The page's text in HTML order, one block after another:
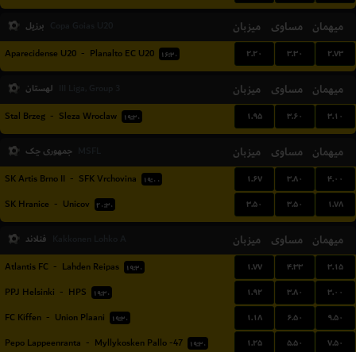
برزیل میزبان مساوی میهمان
Aparecidense U20 - Planalto EC U20 ۱۶:۳۰ ۲.۲۰ ۳.۳۰ ۲.۷۳
لهستان میزبان مساوی میهمان
Stal Brzeg - Sleza Wroclaw ۱۹:۳۰ ۱.۹۵ ۳.۶۰ ۳.۱۰
جمهوری چک میزبان مساوی میهمان
SK Artis Brno II - SFK Vrchovina ۱۹:۰۰ ۱.۶۷ ۳.۸۰ ۴.۰۰
SK Hranice - Unicov ۲۰:۳۰ ۳.۵۰ ۳.۵۰ ۱.۷۸
فنلاند میزبان مساوی میهمان
Atlantis FC - Lahden Reipas ۱۹:۳۰ ۱.۷۷ ۴.۳۳ ۳.۱۵
PPJ Helsinki - HPS ۱۹:۳۰ ۱.۹۲ ۳.۸۰ ۳.۰۰
FC Kiffen - Union Plaani ۱۹:۳۰ ۱.۱۸ ۶.۵۰ ۹.۵۰
Pepo Lappeenranta - Myllykosken Pallo -47 ۱۹:۳۰ ۱.۲۵ ۵.۵۰ ۷.۵۰